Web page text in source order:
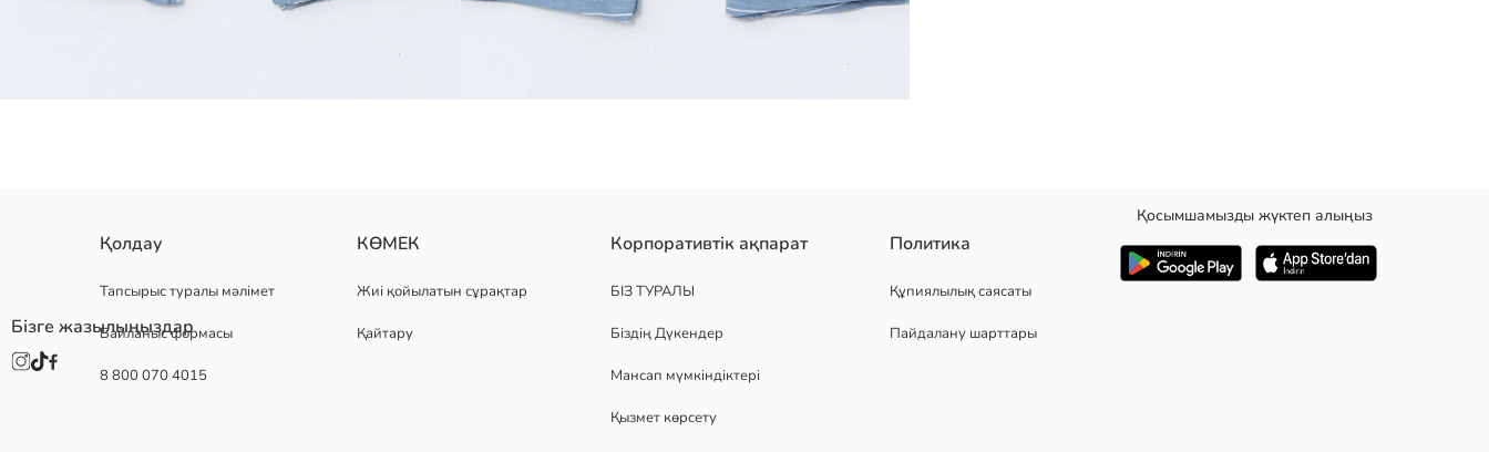
дөңгелек жағалы, қысқа жеңді және жолақты сәби ұлдарға арналған комбинезон, 100% мақта трикотаж матадан жасалған. алдыңғы жағында түймелі ілгегі және балақ арасындатүймелі ілгегі бар.
Бренд:
жыныс:
Қолдау
Тапсырыс туралы мәлімет
Байланыс формасы
8 800 070 4015
КӨМЕК
Жиі қойылатын сұрақтар
Қайтару
Корпоративтік ақпарат
БІЗ ТУРАЛЫ
Біздің Дүкендер
Мансап мүмкіндіктері
Қызмет көрсету
Политика
Құпиялылық саясаты
Пайдалану шарттары
Қосымшамызды жүктеп алыңыз
Бізге жазылыңыздар